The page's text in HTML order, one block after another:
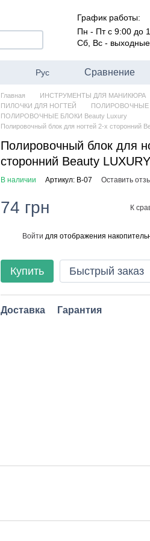
График работы:
Пн - Пт с 9:00 до
Сб, Вс -
Рус Сравнение
Главная
ИНСТРУМЕНТЫ ДЛЯ МАНИКЮРА
ПИЛОЧКИ ДЛЯ НОГТЕЙ
ПОЛИРОВОЧНЫЕ
ПОЛИРОВОЧНЫЕ БЛОКИ Beauty Luxury
Полировочный блок для ногтей 2-х сторонний
Полировочный блок для
сторонний Beauty
В наличии Артикул: B-07 Оставить
74 грн К
Войти для отображения
Купить Быстрый заказ
Доставка Гарантия